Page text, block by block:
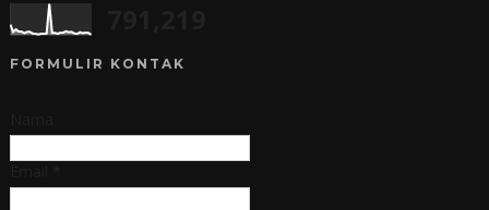
FORMULIR KONTAK